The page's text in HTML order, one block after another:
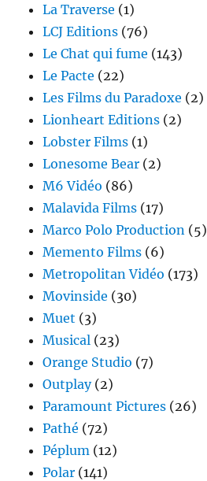
La Traverse (1)
LCJ Editions (76)
Le Chat qui fume (143)
Le Pacte (22)
Les Films du Paradoxe (2)
Lionheart Editions (2)
Lobster Films (1)
Lonesome Bear (2)
M6 Vidéo (86)
Malavida Films (17)
Marco Polo Production (5)
Memento Films (6)
Metropolitan Vidéo (173)
Movinside (30)
Muet (3)
Musical (23)
Orange Studio (7)
Outplay(2)
Paramount Pictures (26)
Pathé (72)
Péplum (12)
Polar (141)